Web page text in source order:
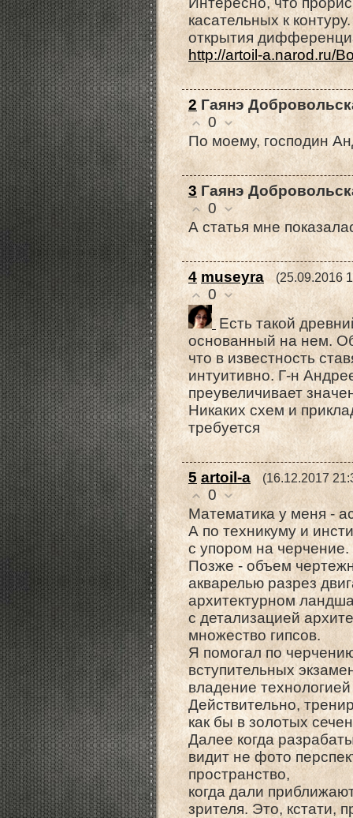
касательных к
открытия
http://artoil-a.narod.ru/
2 Гаянэ
0
По моему, господин
3 Гаянэ
0
А статья мне
4 museyra (25.09.2016
0
Есть такой
основанный на нем.
что в известность
интуитивно. Г-н
преувеличивает
Никаких схем и
требуется
5 artoil-a (16.12.2017
0
Математика у меня -
А по техникуму и
с упором на черчение.
Позже - объем
акварелью разрез
архитектурном
с детализацией
множество гипсов.
Я помогал по
вступительных
владение
Действительно,
как бы в золотых
Далее когда
видит не фото
пространство,
когда дали
зрителя. Это, кстати,